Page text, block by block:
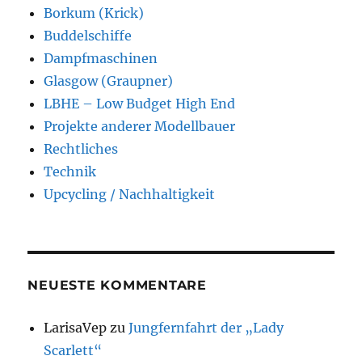
Borkum (Krick)
Buddelschiffe
Dampfmaschinen
Glasgow (Graupner)
LBHE – Low Budget High End
Projekte anderer Modellbauer
Rechtliches
Technik
Upcycling / Nachhaltigkeit
NEUESTE KOMMENTARE
LarisaVep zuJungfernfahrt der „Lady
Scarlett“